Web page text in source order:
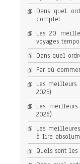
Dans quel
complet
Les 20
voyages
Dans quel
Par où
Les meilleurs
2025)
Les
2026)
Les
à lire
Quels sont